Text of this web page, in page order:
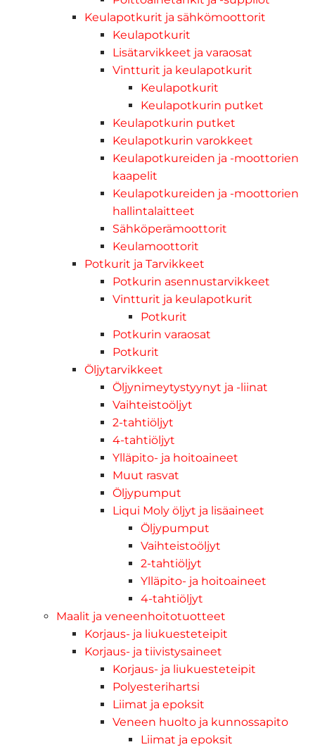
Keulapotkurit ja sähkömoottorit
Keulapotkurit
Lisätarvikkeet ja varaosat
Vintturit ja keulapotkurit
Keulapotkurit
Keulapotkurin putket
Keulapotkurin putket
Keulapotkurin varokkeet
Keulapotkureiden ja -moottorien
kaapelit
Keulapotkureiden ja -moottorien
hallintalaitteet
Sähköperämoottorit
Keulamoottorit
Potkurit ja Tarvikkeet
Potkurin asennustarvikkeet
Vintturit ja keulapotkurit
Potkurit
Potkurin varaosat
Potkurit
Öljytarvikkeet
Öljynimeytystyynyt ja -liinat
Vaihteistoöljyt
2-tahtiöljyt
4-tahtiöljyt
Ylläpito- ja hoitoaineet
Muut rasvat
Öljypumput
Liqui Moly öljyt ja lisäaineet
Öljypumput
Vaihteistoöljyt
2-tahtiöljyt
Ylläpito- ja hoitoaineet
4-tahtiöljyt
Maalit ja veneenhoitotuotteet
Korjaus- ja liukuesteteipit
Korjaus- ja tiivistysaineet
Korjaus- ja liukuesteteipit
Polyesterihartsi
Liimat ja epoksit
Veneen huolto ja kunnossapito
Liimat ja epoksit